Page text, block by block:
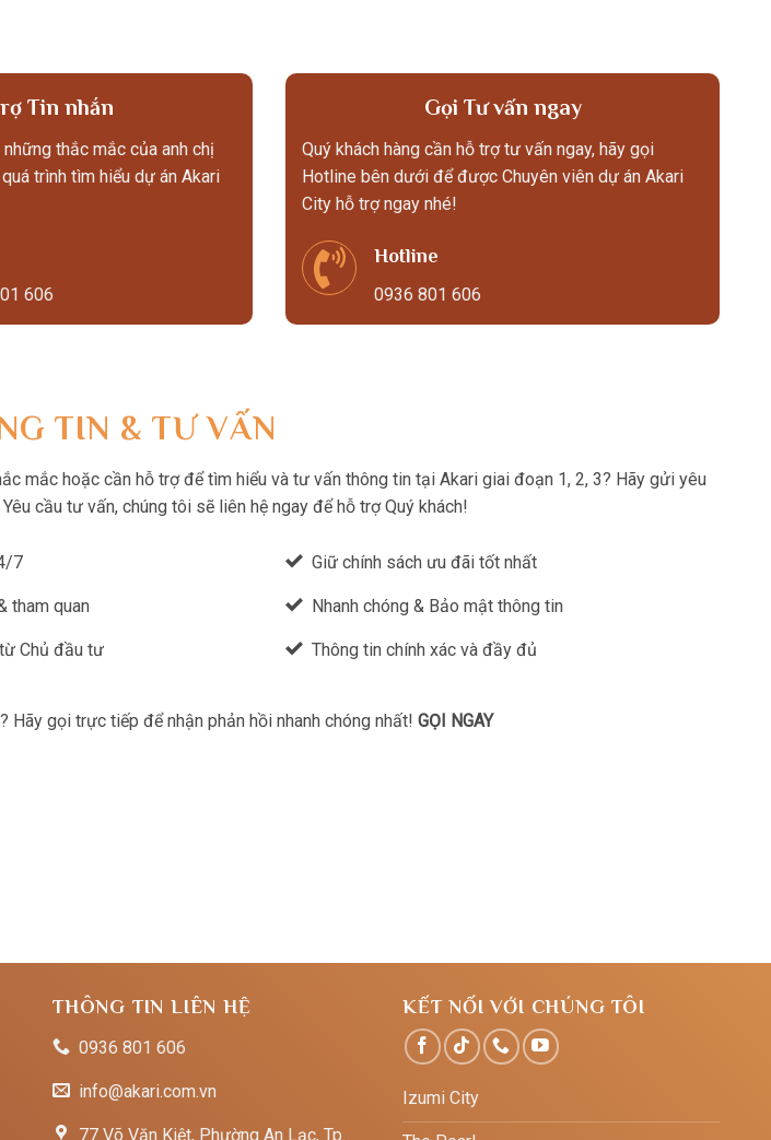
Tin nhắn
thắc mắc của anh chị
trình tìm hiểu dự án Akari
606
Gọi Tư vấn ngay
Quý khách hàng cần hỗ trợ tư vấn ngay, hãy gọi
Hotline bên dưới để được Chuyên viên dự án Akari
City hỗ trợ ngay nhé!
Hotline
0936 801 606
TIN & TƯ VẤN
mắc hoặc cần hỗ trợ để tìm hiểu và tư vấn thông tin tại Akari giai đoạn 1, 2, 3? Hãy gửi yêu
cầu tư vấn, chúng tôi sẽ liên hệ ngay để hỗ trợ Quý khách!
7
tham quan
Chủ đầu tư
Giữ chính sách ưu đãi tốt nhất
Nhanh chóng & Bảo mật thông tin
Thông tin chính xác và đầy đủ
Hãy gọi trực tiếp để nhận phản hồi nhanh chóng nhất! GỌI NGAY
THÔNG TIN LIÊN HỆ
0936 801 606
info@akari.com.vn
77 Võ Văn Kiệt, Phường An Lạc, Tp.
KẾT NỐI VỚI CHÚNG TÔI
Izumi City